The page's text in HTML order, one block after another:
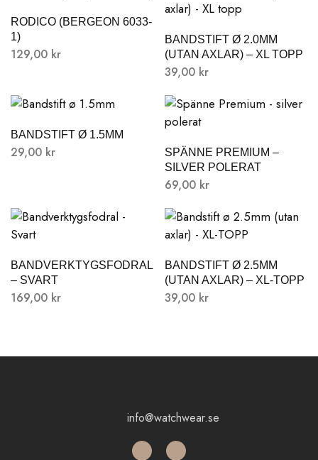
RODICO (BERGEON 6033-
1)
129,00 kr
BANDSTIFT Ø 2.0MM
(UTAN AXLAR) – XL TOPP
39,00 kr
BANDSTIFT Ø 1.5MM
29,00 kr
SPÄNNE PREMIUM –
SILVER POLERAT
69,00 kr
BANDVERKTYGSFODRAL
– SVART
169,00 kr
BANDSTIFT Ø 2.5MM
(UTAN AXLAR) – XL-TOPP
39,00 kr
info@watchwear.se